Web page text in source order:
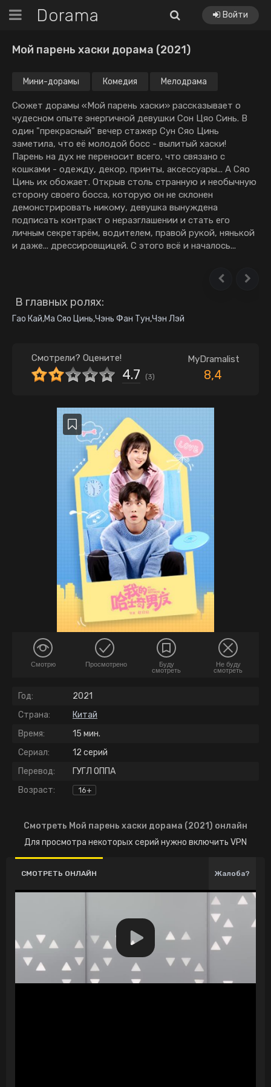
Dorama Войти
Мой парень хаски дорама (2021)
Мини-дорамы Комедия Мелодрама
Сюжет дорамы «Мой парень хаски» рассказывает о
чудесном опыте энергичной девушки Сон Цяо Синь. В
один "прекрасный" вечер стажер Сун Сяо Цинь
заметила, что её молодой босс - вылитый хаски!
Парень на дух не переносит всего, что связано с
кошками - одежду, декор, принты, аксессуары... А Сяо
Цинь их обожает. Открыв столь странную и необычную
сторону своего босса, которую он не склонен
демонстрировать никому, девушка вынуждена
подписать контракт о неразглашении и стать его
личным секретарём, водителем, правой рукой, нянькой
и даже... дрессировщицей. С этого всё и началось...
В главных ролях:
Гао Кай,Ма Сяо Цинь,Чэнь Фан Тун,Чэн Лэй
Смотрели? Оцените!
4.7 (3)
MyDramalist
8,4
Смотрю Просмотрено
Буду
смотреть
Не буду
смотреть
Год:
2021
Страна:
Китай
Время:
15 мин.
Сериал:
12 серий
Перевод:
ГУГЛ ОППА
Возраст:
16+
Смотреть Мой парень хаски дорама (2021) онлайн
Для просмотра некоторых серий нужно включить VPN
СМОТРЕТЬ ОНЛАЙН Жалоба?